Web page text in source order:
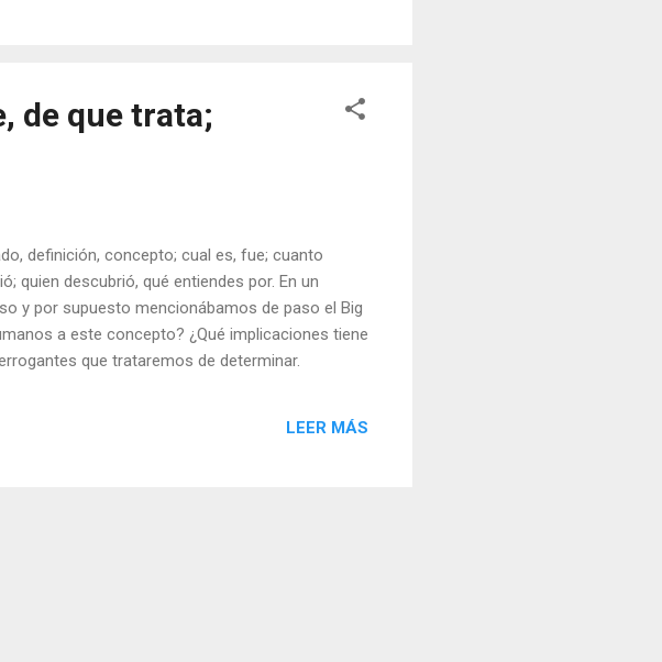
de que trata;
definición, concepto; cual es, fue; cuanto
quien descubrió, qué entiendes por. En un
y por supuesto mencionábamos de paso el Big
a este concepto? ¿Qué implicaciones tiene
que trataremos de determinar.
LEER MÁS